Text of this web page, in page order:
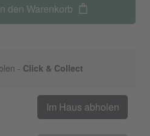
den Warenkorb
- Click & Collect
Im Haus abholen